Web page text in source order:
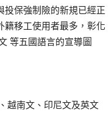
投保強制險的新規已經正
籍移工使用者最多，彰化
等五國語言的宣導圖
越南文、印尼文及英文